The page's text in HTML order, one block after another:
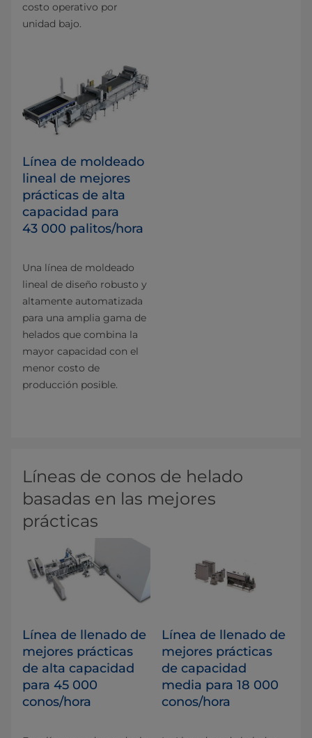
costo operativo por
unidad bajo.
Línea de moldeado
lineal de mejores
prácticas de alta
capacidad para
43 000 palitos/hora
Una línea de moldeado
lineal de diseño robusto y
altamente automatizada
para una amplia gama de
helados que combina la
mayor capacidad con el
menor costo de
producción posible.
Líneas de conos de helado
basadas en las mejores
prácticas
Línea de llenado de
mejores prácticas
de alta capacidad
para 45 000
conos/hora
Línea de llenado de
mejores prácticas
de capacidad
media para 18 000
conos/hora